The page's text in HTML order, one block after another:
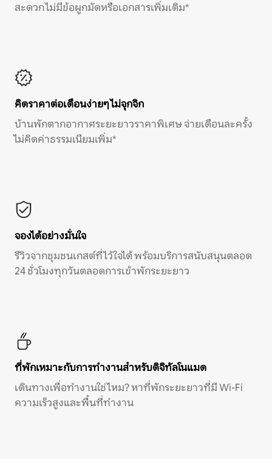
สะดวก ไม่มีข้อผูกมัดหรือเอกสารเพิ่มเติม*
คิดราคาต่อเดือนง่ายๆ ไม่จุกจิก
บ้านพักตากอากาศระยะยาวราคาพิเศษ จ่ายเดือนละครั้ง
ไม่คิดค่าธรรมเนียมเพิ่ม*
จองได้อย่างมั่นใจ
รีวิวจากชุมชนเกสต์ที่ไว้ใจได้ พร้อมบริการสนับสนุนตลอด
24 ชั่วโมงทุกวันตลอดการเข้าพักระยะยาว
ที่พักเหมาะกับการทำงานสำหรับดิจิทัลโนแมด
เดินทางเพื่อทำงานใช่ไหม? หาที่พักระยะยาวที่มี Wi-Fi
ความเร็วสูงและพื้นที่ทำงาน